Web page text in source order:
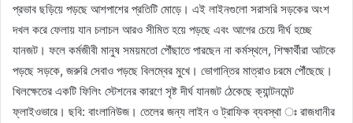
প্রভাব ছড়িয়ে পড়ছে আশপাশের প্রতিটি মোড়ে। এই লাইনগুলো সরাসরি সড়কের অংশ
দখল করে ফেলায় যান চলাচল আরও সীমিত হয়ে পড়ছে এবং আগের চেয়ে দীর্ঘ হচ্ছে
যানজট। ফলে কর্মজীবী মানুষ সময়মতো পৌঁছাতে পারছেন না কর্মস্থলে, শিক্ষার্থীরা আটকে
পড়ছে সড়কে, জরুরি সেবাও পড়ছে বিলম্বের মুখে। ভোগান্তির মাত্রাও চরমে পৌঁছেছে।
খিলক্ষেতের একটি ফিলিং স্টেশনের কারণে সৃষ্ট দীর্ঘ যানজট ঠেকেছে ক্যান্টনমেন্ট
ফ্লাইওভারে। ছবি: বাংলানিউজ। তেলের জন্য লাইন ও ট্রাফিক ব্যবস্থা ঃ রাজধানীর